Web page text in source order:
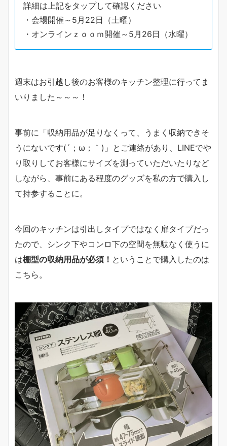
詳細は上記をタップして確認ください
・会場開催～5月22日（土曜）
・オンラインｚｏｏｍ開催～5月26日（水曜）
週末はお引越し後のお客様のキッチン整理に行ってま
いりました～～～！
事前に「収納用品が足りなくって、うまく収納できそ
うにないです(´；ω；｀)」とご連絡があり、LINEでや
り取りしてお客様にサイズを測っていただいたりなど
しながら、事前にある程度のグッズを私の方で購入し
て持参することに。
今回のキッチンは引出しタイプではなく扉タイプだっ
たので、シンク下やコンロ下の空間を無駄なく使うに
は棚型の収納用品が必須！ ということで購入したのは
こちら。